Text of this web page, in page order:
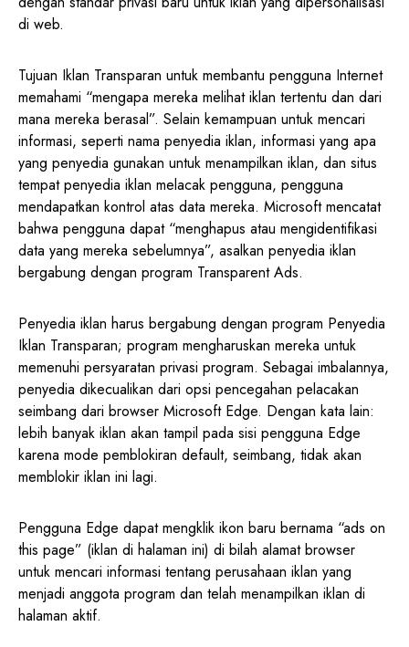
di web.
Tujuan Iklan Transparan untuk membantu pengguna Internet
memahami “mengapa mereka melihat iklan tertentu dan dari
mana mereka berasal”. Selain kemampuan untuk mencari
informasi, seperti nama penyedia iklan, informasi yang apa
yang penyedia gunakan untuk menampilkan iklan, dan situs
tempat penyedia iklan melacak pengguna, pengguna
mendapatkan kontrol atas data mereka. Microsoft mencatat
bahwa pengguna dapat “menghapus atau mengidentifikasi
data yang mereka sebelumnya”, asalkan penyedia iklan
bergabung dengan program Transparent Ads.
Penyedia iklan harus bergabung dengan program Penyedia
Iklan Transparan; program mengharuskan mereka untuk
memenuhi persyaratan privasi program. Sebagai imbalannya,
penyedia dikecualikan dari opsi pencegahan pelacakan
seimbang dari browser Microsoft Edge. Dengan kata lain:
lebih banyak iklan akan tampil pada sisi pengguna Edge
karena mode pemblokiran default, seimbang, tidak akan
memblokir iklan ini lagi.
Pengguna Edge dapat mengklik ikon baru bernama “ads on
this page” (iklan di halaman ini) di bilah alamat browser
untuk mencari informasi tentang perusahaan iklan yang
menjadi anggota program dan telah menampilkan iklan di
halaman aktif.